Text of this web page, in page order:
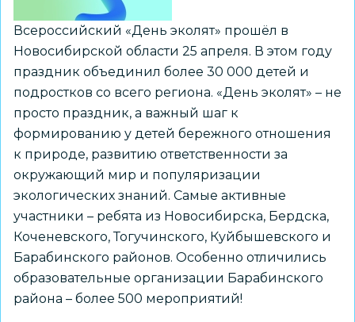
Всероссийский «День эколят» прошёл в
Новосибирской области 25 апреля. В этом году
праздник объединил более 30 000 детей и
подростков со всего региона. «День эколят» – не
просто праздник, а важный шаг к
формированию у детей бережного отношения
к природе, развитию ответственности за
окружающий мир и популяризации
экологических знаний. Самые активные
участники – ребята из Новосибирска, Бердска,
Коченевского, Тогучинского, Куйбышевского и
Барабинского районов. Особенно отличились
образовательные организации Барабинского
района – более 500 мероприятий!